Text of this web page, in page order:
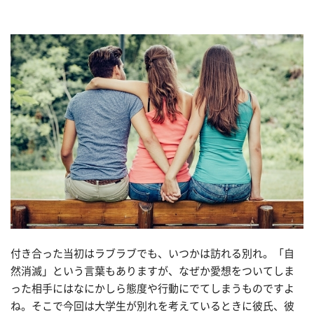
付き合った当初はラブラブでも、いつかは訪れる別れ。「自
然消滅」という言葉もありますが、なぜか愛想をついてしま
った相手にはなにかしら態度や行動にでてしまうものですよ
ね。そこで今回は大学生が別れを考えているときに彼氏、彼